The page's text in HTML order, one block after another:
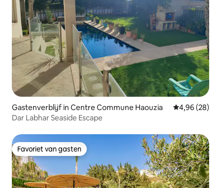
Gastenverblijf in Centre Commune Haouzia Gemiddelde
4,96 (28)
Dar Labhar Seaside Escape
Favoriet van gasten
Favoriet van gasten